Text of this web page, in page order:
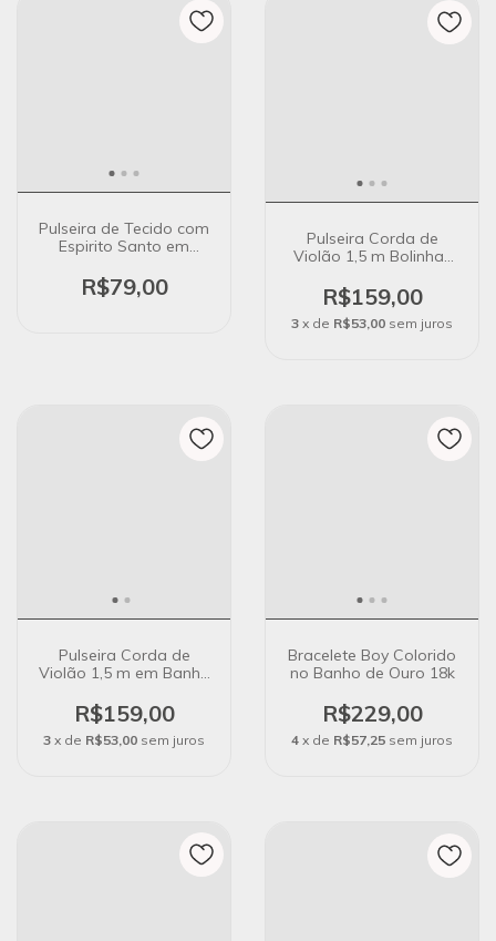
Pulseira de Tecido com
Espirito Santo em
R$79,00
Pulseira Corda de
Violão 1,5 m Bolinhas
Banho Prata
R$159,00
3 x de R$53,00 sem juros
Pulseira Corda de
Violão 1,5 m em Banho
R$159,00
3 x de R$53,00 sem juros
Bracelete Boy Colorido
no Banho de Ouro 18k
R$229,00
4 x de R$57,25 sem juros